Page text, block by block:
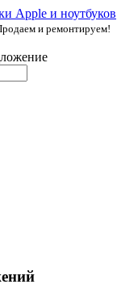
и ремонтируем!